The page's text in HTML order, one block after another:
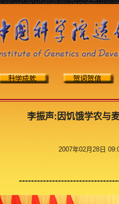
李振声:因饥饿学农与
2007年02月28日